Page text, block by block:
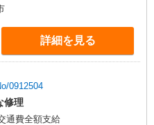
したばかりの新築大型物件） 東
詳細を見る
0912504
修理
通費全額支給